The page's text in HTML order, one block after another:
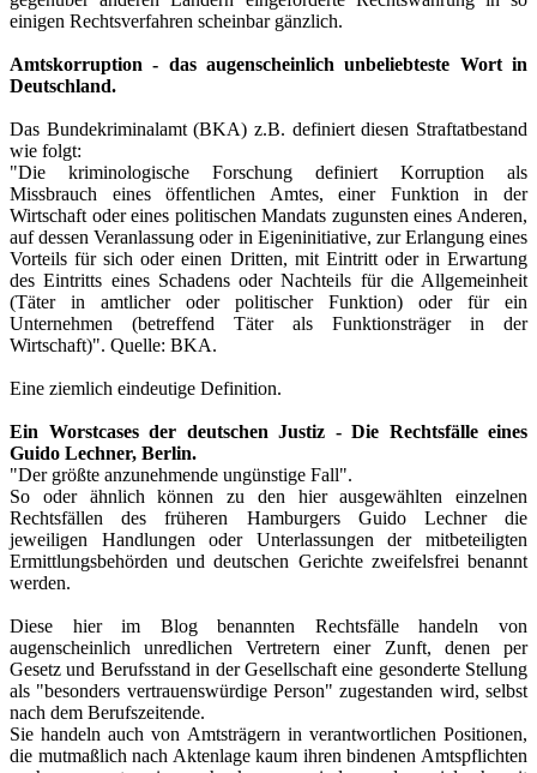
einigen Rechtsverfahren scheinbar gänzlich.
Amtskorruption - das augenscheinlich unbeliebteste Wort in
Deutschland.
Das Bundekriminalamt (BKA) z.B. definiert diesen Straftatbestand
wie folgt:
"Die kriminologische Forschung definiert Korruption als
Missbrauch eines öffentlichen Amtes, einer Funktion in der
Wirtschaft oder eines politischen Mandats zugunsten eines Anderen,
auf dessen Veranlassung oder in Eigeninitiative, zur Erlangung eines
Vorteils für sich oder einen Dritten, mit Eintritt oder in Erwartung
des Eintritts eines Schadens oder Nachteils für die Allgemeinheit
(Täter in amtlicher oder politischer Funktion) oder für ein
Unternehmen (betreffend Täter als Funktionsträger in der
Wirtschaft)". Quelle: BKA.
Eine ziemlich eindeutige Definition.
Ein Worstcases der deutschen Justiz - Die Rechtsfälle eines
Guido Lechner, Berlin.
"Der größte anzunehmende ungünstige Fall".
So oder ähnlich können zu den hier ausgewählten einzelnen
Rechtsfällen des früheren Hamburgers Guido Lechner die
jeweiligen Handlungen oder Unterlassungen der mitbeteiligten
Ermittlungsbehörden und deutschen Gerichte zweifelsfrei benannt
werden.
Diese hier im Blog benannten Rechtsfälle handeln von
augenscheinlich unredlichen Vertretern einer Zunft, denen per
Gesetz und Berufsstand in der Gesellschaft eine gesonderte Stellung
als "besonders vertrauenswürdige Person" zugestanden wird, selbst
nach dem Berufszeitende.
Sie handeln auch von Amtsträgern in verantwortlichen Positionen,
die mutmaßlich nach Aktenlage kaum ihren bindenen Amtspflichten